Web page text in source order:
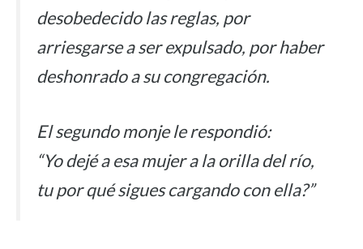
desobedecido las reglas, por
arriesgarse a ser expulsado, por haber
deshonrado a su congregación.
El segundo monje le respondió:
“Yo dejé a esa mujer a la orilla del río,
tu por qué sigues cargando con ella?”